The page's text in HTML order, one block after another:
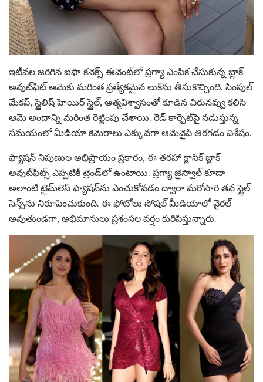
ఇటీవల జరిగిన ఐఫా కనెక్స్ ఈవెంట్‌లో ప్రగ్యా ఎంపిక చేసుకున్న బ్లాక్
అవుట్‌ఫిట్ ఆమెకు మరింత ప్రత్యేకమైన లుక్‌ను తీసుకొచ్చింది. సింపుల్
మేకప్, స్టైలిష్ హెయిర్ స్టైల్, ఆత్మవిశ్వాసంతో కూడిన చిరునవ్వు కలిసి
ఆమె అందాన్ని మరింత రెట్టింపు చేశాయి. రెడ్ కార్పెట్‌పై నడుస్తున్న
సమయంలో మీడియా కెమెరాలు ఎక్కువగా ఆమెవైపే తిరగడం విశేషం.
ఫ్యాషన్ నిపుణుల అభిప్రాయం ప్రకారం, ఈ తరహా క్లాసిక్ బ్లాక్
అవుట్‌ఫిట్స్ ఎప్పటికీ ట్రెండ్‌లో ఉంటాయి. ప్రగ్యా జైస్వాల్ కూడా
అలాంటి టైమ్‌లెస్ ఫ్యాషన్‌ను ఎంచుకోవడం ద్వారా మరోసారి తన స్టైల్
సెన్స్‌ను నిరూపించుకుంది. ఈ ఫోటోలు సోషల్ మీడియాలో వైరల్
అవుతుండగా, అభిమానులు ప్రశంసల వర్షం కురిపిస్తున్నారు.